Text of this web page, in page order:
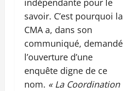
savoir. C’est pourquoi la
CMA a, dans son
communiqué, demandé
l’ouverture d’une
enquête digne de ce
nom. « La Coordination